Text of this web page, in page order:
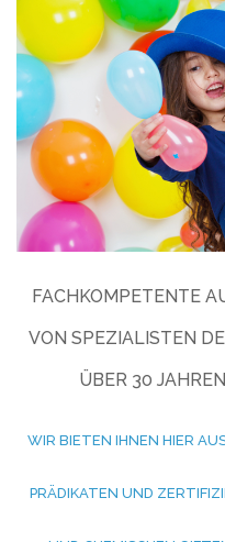
FACHKOMPETENTE
VON SPEZIALISTEN
ÜBER 30
WIR BIETEN IHNEN HIER
PRÄDIKATEN UND